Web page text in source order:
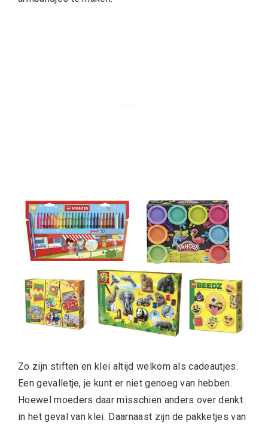
Zo zijn stiften en klei altijd welkom als cadeautjes.
Een gevalletje, je kunt er niet genoeg van hebben.
Hoewel moeders daar misschien anders over denkt
in het geval van klei. Daarnaast zijn de pakketjes van